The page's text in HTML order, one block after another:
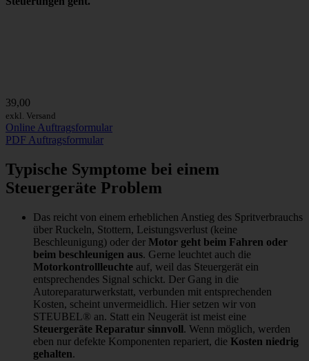
39,00
exkl. Versand
Online Auftragsformular
PDF Auftragsformular
Typische Symptome bei einem
Steuergeräte Problem
Das reicht von einem erheblichen Anstieg des Spritverbrauchs
über Ruckeln, Stottern, Leistungsverlust (keine
Beschleunigung) oder der Motor geht beim Fahren oder
beim beschleunigen aus. Gerne leuchtet auch die
Motorkontrollleuchte auf, weil das Steuergerät ein
entsprechendes Signal schickt. Der Gang in die
Autoreparaturwerkstatt, verbunden mit entsprechenden
Kosten, scheint unvermeidlich. Hier setzen wir von
STEUBEL® an. Statt ein Neugerät ist meist eine
Steuergeräte Reparatur sinnvoll. Wenn möglich, werden
eben nur defekte Komponenten repariert, die Kosten niedrig
gehalten.